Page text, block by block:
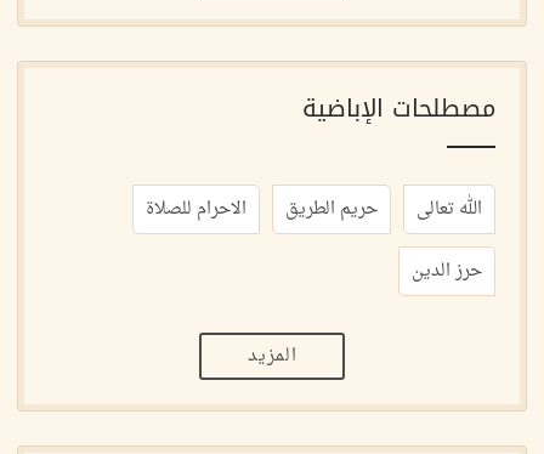
مصطلحات الإباضية
الله تعالى حريم الطريق
الاحرام للصلاة
حرز الدين
المزيد